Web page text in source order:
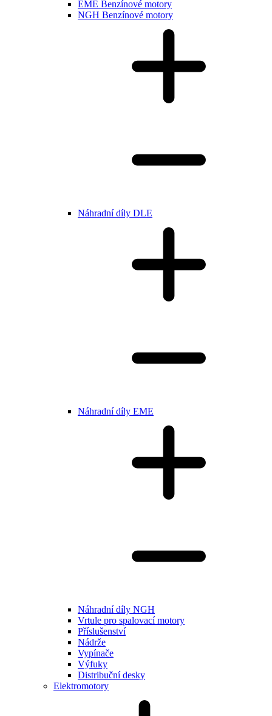
EME Benzínové motory
NGH Benzínové motory
Náhradní díly DLE
Náhradní díly EME
Náhradní díly NGH
Vrtule pro spalovací motory
Příslušenství
Nádrže
Vypínače
Výfuky
Distribuční desky
Elektromotory